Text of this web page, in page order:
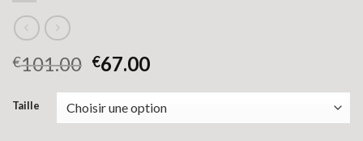
€101.00 €67.00
Taille